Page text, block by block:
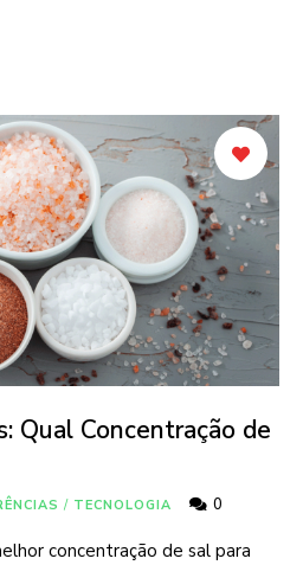
Qual Concentração de
/ TECNOLOGIA 0
concentração de sal para